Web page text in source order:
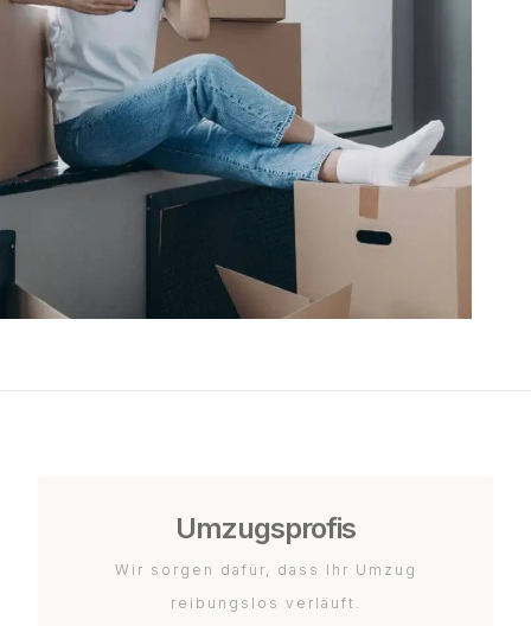
Umzugsprofis
Wir sorgen dafür, dass Ihr Umzug
reibungslos verläuft.